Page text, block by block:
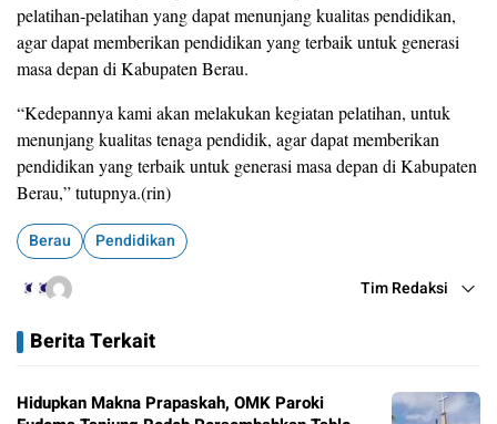
pelatihan-pelatihan yang dapat menunjang kualitas pendidikan,
agar dapat memberikan pendidikan yang terbaik untuk generasi
masa depan di Kabupaten Berau.
“Kedepannya kami akan melakukan kegiatan pelatihan, untuk
menunjang kualitas tenaga pendidik, agar dapat memberikan
pendidikan yang terbaik untuk generasi masa depan di Kabupaten
Berau,” tutupnya.(rin)
Berau Pendidikan
Tim Redaksi
Berita Terkait
Hidupkan Makna Prapaskah, OMK Paroki